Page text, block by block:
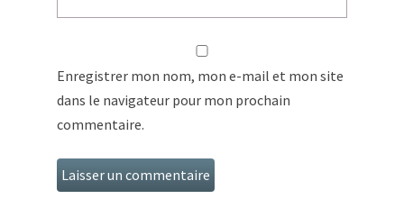
Enregistrer mon nom, mon e-mail et mon site
dans le navigateur pour mon prochain
commentaire.